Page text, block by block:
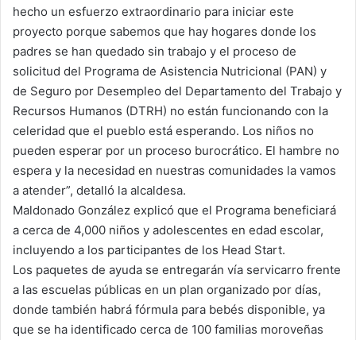
hecho un esfuerzo extraordinario para iniciar este
proyecto porque sabemos que hay hogares donde los
padres se han quedado sin trabajo y el proceso de
solicitud del Programa de Asistencia Nutricional (PAN) y
de Seguro por Desempleo del Departamento del Trabajo y
Recursos Humanos (DTRH) no están funcionando con la
celeridad que el pueblo está esperando. Los niños no
pueden esperar por un proceso burocrático. El hambre no
espera y la necesidad en nuestras comunidades la vamos
a atender”, detalló la alcaldesa.
Maldonado González explicó que el Programa beneficiará
a cerca de 4,000 niños y adolescentes en edad escolar,
incluyendo a los participantes de los Head Start.
Los paquetes de ayuda se entregarán vía servicarro frente
a las escuelas públicas en un plan organizado por días,
donde también habrá fórmula para bebés disponible, ya
que se ha identificado cerca de 100 familias moroveñas